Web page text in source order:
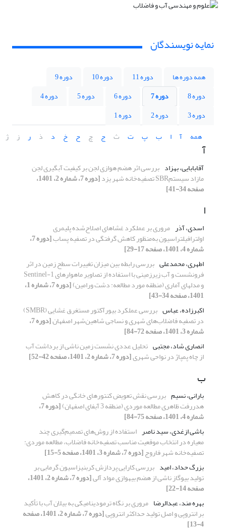
نمایه نویسندگان
همه دوره ها دوره 11 دوره 10
دوره 9
دوره 8
دوره 7 دوره 6 دوره 5
دوره 4
دوره 3
دوره 2
دوره 1
همه
آ ا ب پ ت ث ج چ ح خ د ذ ر ز ژ
آ
آقابابایی، بهزاد بررسی اثر هضم هوازی لجن بر کیفیت آبگیری لجن
مازاد سیستمSBR تصفیه‌خانه شهر یزد [دوره 7، شماره 2، 1401،
صفحه 34-41]
ا
اسدی، آذر مروری بر عملکرد غشاهای اصلاح‌شده پلیمری
اولترافیلتراسیون به‌منظور کاهش گرفتگی در تصفیه پساب [دوره 7،
شماره 4، 1401، صفحه 17-29]
اطهری، محمدعلی بررسی رابطه بین میزان تغییرات سطح زمین در اثر
فرونشست و آب زیرزمینی با استفاده از تصاویر ماهواره‏ای Sentinel-1
و مدل‏های آماری (منطقه مورد مطالعه: دشت ورامین) [دوره 7، شماره 1،
1401، صفحه 34-43]
اکبرزاده، عباس
بررسی عملکرد بیورآکتور مستغرق غشایی (SMBR)
در تصفیه فاضلاب‌های شهری و نساجی شاهین‌شهر اصفهان [دوره 7،
شماره 3، 1401، صفحه 72-84]
انصاری شاد، مجتبی تحلیل عددی نشست زمین ناشی از برداشت آب
از چاه پمپاژ در نواحی شهری[دوره 7، شماره 2، 1401، صفحه 42-52]
ب
بارانی، نسیم بررسی نقش تعویض کنتورهای خانگی در کاهش
هدررفت ظاهری مطالعه موردی (منطقه 3 آبفای اصفهان) [دوره 7،
شماره 4، 1401، صفحه 75-84]
باشی ازغدی، سید ناصر استفاده از روش‌های تصمیم‌گیری چند
معیاره در انتخاب موقعیت مناسب تصفیه‌خانه فاضلاب، مطالعه موردی:
تصفیه‌خانه شهر فاروج[دوره 7، شماره 3، 1401، صفحه 5-15]
بزرگ حداد، امید بررسی کارایی پردازش کربنیزاسیون گرمابی بر
تولید بیوگاز ناشی از هضم بی‎هوازی مواد آلی [دوره 7، شماره 2، 1401،
صفحه 14-22]
بهره مند، عبدالرضا مروری بر نگاه ترمودینامیکی به بیلان آب با تأکید
بر انتروپی و اصل تولید حداکثر انتروپی [دوره 7، شماره 2، 1401، صفحه
4-13]